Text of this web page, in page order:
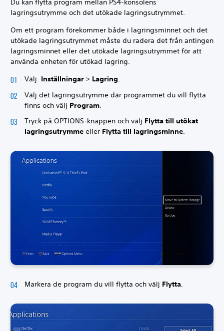
Du kan flytta program mellan PS4-konsolens
lagringsutrymme och det utökade lagringsutrymmet.
Om ett program förekommer både i lagringsminnet och det
utökade lagringsutrymmet måste du radera det från antingen
lagringsminnet eller det utökade lagringsutrymmet för att
använda enheten för utökad lagring.
Välj Inställningar > Lagring.
Välj det lagringsutrymme där programmet du vill flytta
finns och välj Program.
Tryck på OPTIONS-knappen och välj Flytta till utökat
lagringsutrymme eller Flytta till lagringsminne.
Markera de program du vill flytta och välj Flytta.